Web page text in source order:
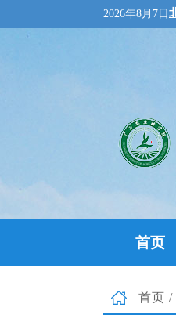
2026年8月7日
首页
首页 /